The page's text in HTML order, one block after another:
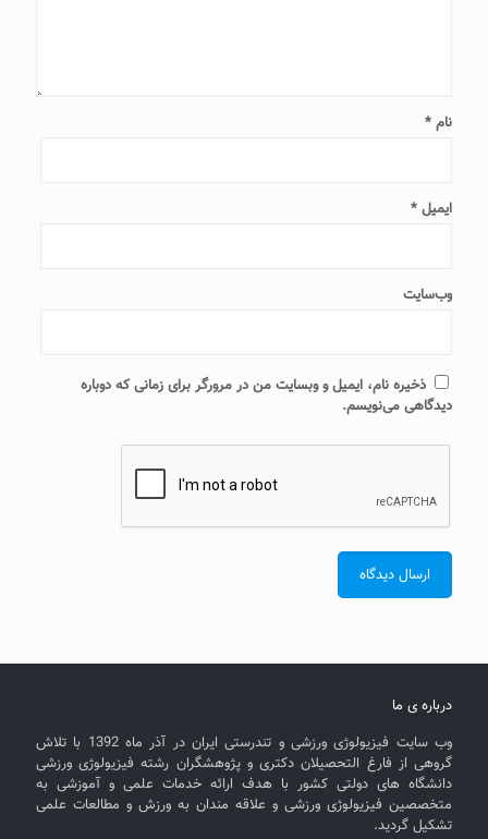
نام *
ایمیل *
وب‌سایت
ذخیره نام، ایمیل و وبسایت من در مرورگر برای زمانی که دوباره
دیدگاهی می‌نویسم.
درباره ی ما
وب سایت فیزیولوژی ورزشی و تندرستی ایران در آذر ماه 1392 با تلاش
گروهی از فارغ التحصیلان دکتری و پژوهشگران رشته فیزیولوژی ورزشی
دانشگاه های دولتی کشور با هدف ارائه خدمات علمی و آموزشی به
متخصصین فیزیولوژی ورزشی و علاقه مندان به ورزش و مطالعات علمی
تشکیل گردید.